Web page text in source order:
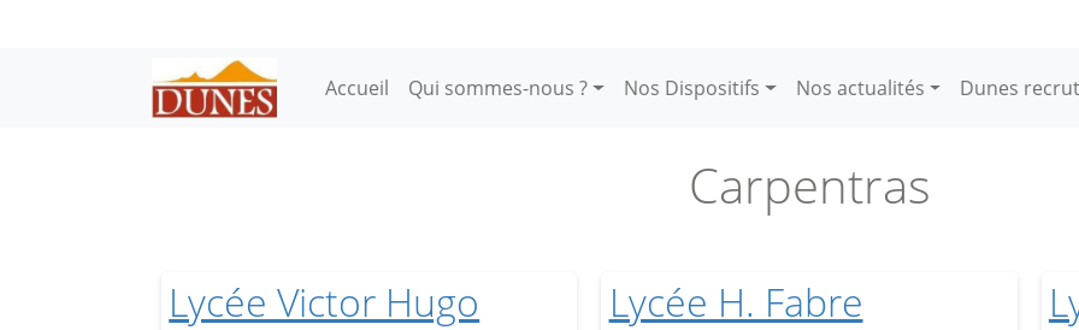
Main navigation
Accueil Qui sommes-nous ? Nos Dispositifs Nos actualités Dunes
Carpentras
Lycée Victor Hugo Lycée H. Fabre